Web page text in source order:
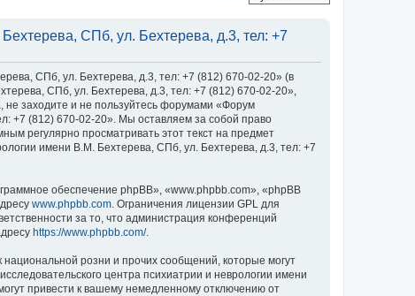
СПб, ул. Бехтерева, д.3, тел: +7
СПб, ул. Бехтерева, д.3, тел: +7 (812) 670-02-20» (в
СПб, ул. Бехтерева, д.3, тел: +7 (812) 670-02-20»,
не заходите и не пользуйтесь форумами «Форум
+7 (812) 670-02-20». Мы оставляем за собой право
регулярно просматривать этот текст на предмет
имени В.М. Бехтерева, СПб, ул. Бехтерева, д.3, тел: +7
обеспечение phpBB», «www.phpbb.com», «phpBB
www.phpbb.com. Ограничения лицензии GPL для
за то, что администрация конференций
https://www.phpbb.com/.
розни и прочих сообщений, которые могут
центра психиатрии и неврологии имени
привести к вашему немедленному отключению от